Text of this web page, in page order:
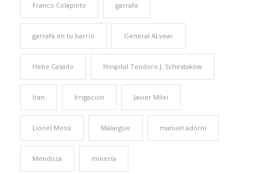
Franco Colapinto garrafa
garrafa en tu barrio General ALvear
Hebe Casado Hospital Teodoro J. Schestakow
Iran Irrigación Javier Milei
Lionel Messi Malargüe manuel adorni
Mendoza minería